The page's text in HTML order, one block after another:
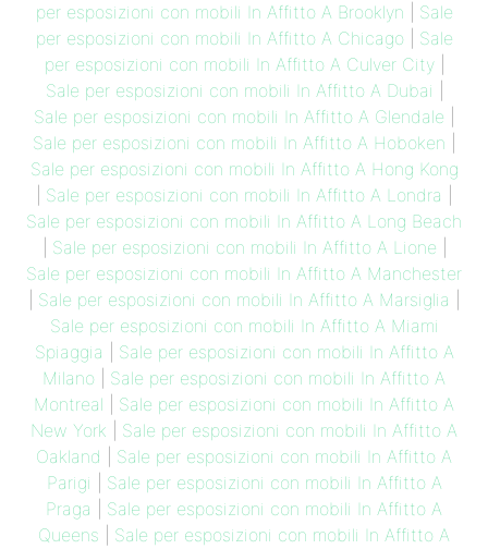
per esposizioni con mobili In Affitto A Brooklyn
Sale
per esposizioni con mobili In Affitto A Chicago| Sale
per esposizioni con mobili In Affitto A Culver City|
Sale per esposizioni con mobili In Affitto A Dubai
Sale per esposizioni con mobili In Affitto A Glendale
Sale per esposizioni con mobili In Affitto A Hoboken
Sale per esposizioni con mobili In Affitto A Hong Kong
Sale per esposizioni con mobili In Affitto A Londra
Sale per esposizioni con mobili In Affitto A Long Beach
Sale per esposizioni con mobili In Affitto A Lione
Sale per esposizioni con mobili In Affitto A Manchester
Sale per esposizioni con mobili In Affitto A Marsiglia
Sale per esposizioni con mobili In Affitto A Miami
Spiaggia
Sale per esposizioni con mobili In Affitto A
Milano
Sale per esposizioni con mobili In Affitto A
Montreal
Sale per esposizioni con mobili In Affitto A
New York
Sale per esposizioni con mobili In Affitto A
Oakland
Sale per esposizioni con mobili In Affitto A
Parigi
Sale per esposizioni con mobili In Affitto A
Praga
Sale per esposizioni con mobili In Affitto A
Queens
Sale per esposizioni con mobili In Affitto A